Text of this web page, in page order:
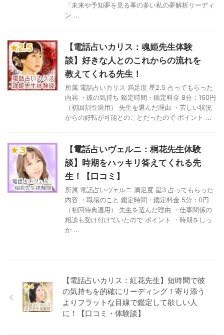
「未来や予知夢を見る事の多い私の夢解析リーディ
ン ...
【電話占いカリス：魂姫先生体験
談】好きな人とのこれからの流れを
教えてくれる先生！
所属 電話占いカリス 満足度 星2.5 占ってもらった
内容 ・彼の気持ち 鑑定時間・鑑定料金 8分：160円
（初回割引適用） 先生を選んだ理由 ・苦しい状況
からの好転が可能とのことだったので ポイント ...
【電話占いヴェルニ：桐花先生体験
談】時期をハッキリ答えてくれる先
生！【口コミ】
所属 電話占いヴェルニ 満足度 星3 占ってもらった
内容 ・職場のこと 鑑定時間・鑑定料金 5分：0円
（初回特典適用） 先生を選んだ理由 ・仕事関係の
相談も受け付けていたので ポイント ・時期をしっ
か ...
【電話占いカリス：紅花先生】短時間で彼
の気持ちを的確にリーディング！寄り添う
よりフラットな目線で鑑定して欲しい人
に！【口コミ・体験談】